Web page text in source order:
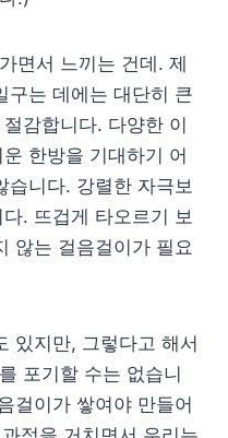
면서 느끼는 건데. 제
구는 데에는 대단히 큰
감합니다. 다양한 이
한방을 기대하기 어
습니다. 강렬한 자극보
. 뜨겁게 타오르기 보
않는 걸음걸이가 필요
있지만, 그렇다고 해서
포기할 수는 없습니
걸이가 쌓여야 만들어